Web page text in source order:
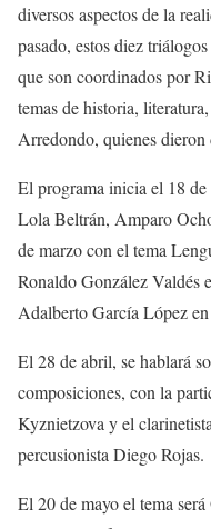
diversos aspectos de la
pasado, estosdieztriálogos
que son coordinados por
temasde historia,
Arredondo, quienes dieron
El programa inicia el 18
Lola Beltrán, Amparo
de marzo con el tema
Ronaldo González Valdés
Adalberto García López
El 28 de abril, se hablará
composiciones, con la
Kyznietzova yel clarinetista
percusionista Diego Rojas.
El 20 de mayo el tema será